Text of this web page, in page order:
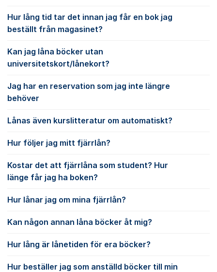
Hur lång tid tar det innan jag får en bok jag
beställt från magasinet?
Kan jag låna böcker utan
universitetskort/lånekort?
Jag har en reservation som jag inte längre
behöver
Lånas även kurslitteratur om automatiskt?
Hur följer jag mitt fjärrlån?
Kostar det att fjärrlåna som student? Hur
länge får jag ha boken?
Hur lånar jag om mina fjärrlån?
Kan någon annan låna böcker åt mig?
Hur lång är lånetiden för era böcker?
Hur beställer jag som anställd böcker till min